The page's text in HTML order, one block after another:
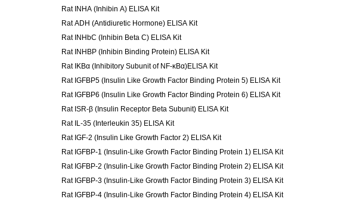
Rat INHA (Inhibin A) ELISA Kit
Rat ADH (Antidiuretic Hormone) ELISA Kit
Rat INHbC (Inhibin Beta C) ELISA Kit
Rat INHBP (Inhibin Binding Protein) ELISA Kit
Rat IKBα (Inhibitory Subunit of NF-κBα)ELISA Kit
Rat IGFBP5 (Insulin Like Growth Factor Binding Protein 5) ELISA Kit
Rat IGFBP6 (Insulin Like Growth Factor Binding Protein 6) ELISA Kit
Rat ISR-β (Insulin Receptor Beta Subunit) ELISA Kit
Rat IL-35 (Interleukin 35) ELISA Kit
Rat IGF-2 (Insulin Like Growth Factor 2) ELISA Kit
Rat IGFBP-1 (Insulin-Like Growth Factor Binding Protein 1) ELISA Kit
Rat IGFBP-2 (Insulin-Like Growth Factor Binding Protein 2) ELISA Kit
Rat IGFBP-3 (Insulin-Like Growth Factor Binding Protein 3) ELISA Kit
Rat IGFBP-4 (Insulin-Like Growth Factor Binding Protein 4) ELISA Kit